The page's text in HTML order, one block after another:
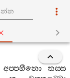
අප‍්පහීනො
තස‍්ස